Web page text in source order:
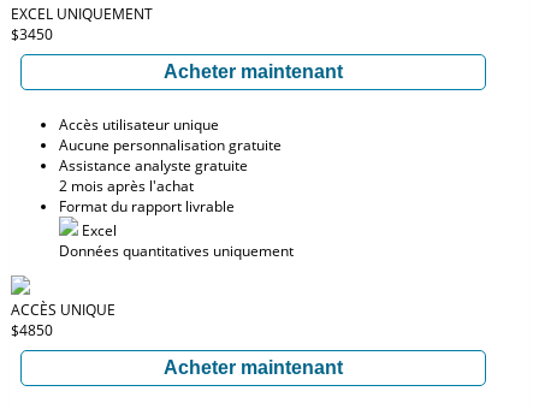
EXCEL UNIQUEMENT
$3450
Acheter maintenant
Accès utilisateur unique
Aucune personnalisation gratuite
Assistance analyste gratuite
2 mois après l'achat
Format du rapport livrable
Excel
Données quantitatives uniquement
ACCÈS UNIQUE
$4850
Acheter maintenant